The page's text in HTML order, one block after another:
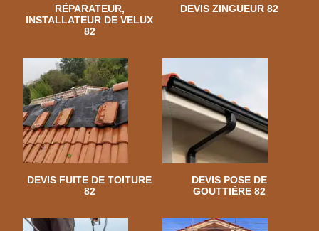
RÉPARATEUR,
INSTALLATEUR DE VELUX
82
DEVIS ZINGUEUR 82
DEVIS FUITE DE TOITURE
82
DEVIS POSE DE
GOUTTIÈRE 82